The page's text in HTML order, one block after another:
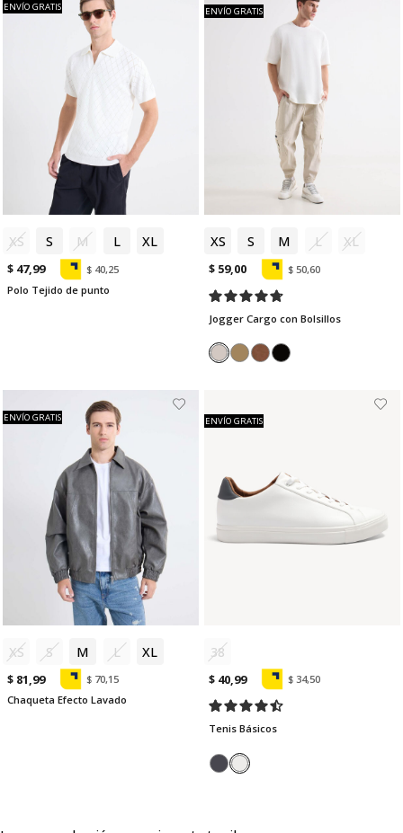
XS S M L XL
ENVÍO GRATIS
$ 47,99
$ 40,25
Polo Tejido de punto
XS S M L XL
ENVÍO GRATIS
$ 59,00 $ 50,60
Jogger Cargo con Bolsillos
XS S M L XL
ENVÍO GRATIS
$ 81,99
$ 70,15
Chaqueta Efecto Lavado
38
ENVÍO GRATIS
$ 40,99 $ 34,50
Tenis Básicos